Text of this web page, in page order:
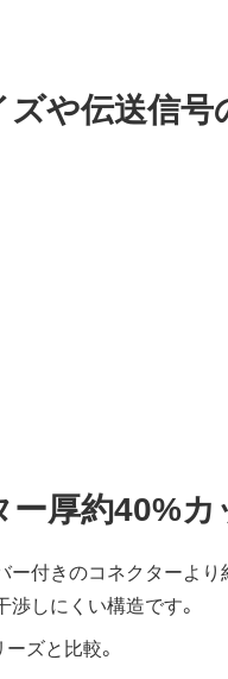
や伝送信号
ー厚約40%
ー付きのコネクターより
しにくい構造です。
ズと比較。